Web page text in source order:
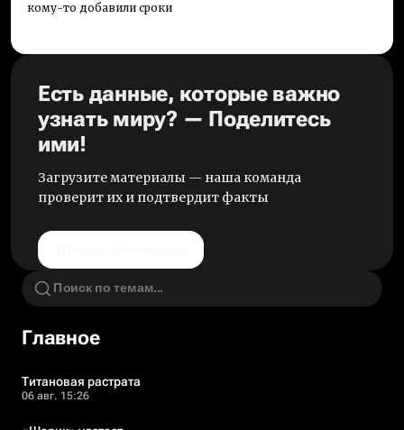
кому-то добавили сроки
Есть данные, которые важно
узнать миру? — Поделитесь
ими!
Загрузите материалы — наша команда
проверит их и подтвердит факты
Главное
Титановая растрата
06 авг. 15:26